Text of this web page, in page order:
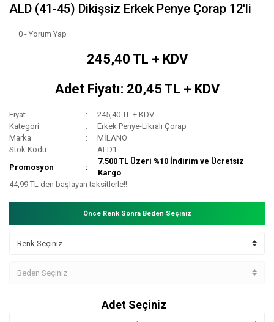
ALD (41-45) Dikişsiz Erkek Penye Çorap 12'li
0 - Yorum Yap
245,40 TL + KDV
Adet Fiyatı: 20,45 TL + KDV
Fiyat
245,40 TL + KDV
Kategori
Erkek Penye-Likralı Çorap
Marka
MİLANO
Stok Kodu
ALD1
Promosyon
7.500 TL Üzeri %10 İndirim ve Ücretsiz
Kargo
44,99 TL den başlayan taksitlerle!!
Önce Renk Sonra Beden Seçiniz
Adet Seçiniz